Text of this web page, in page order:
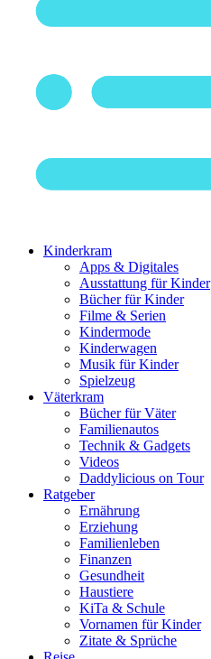
Kinderkram
Apps & Digitales
Ausstattung für Kinder
Bücher für Kinder
Filme & Serien
Kindermode
Kinderwagen
Musik für Kinder
Spielzeug
Väterkram
Bücher für Väter
Familienautos
Technik & Gadgets
Videos
Daddylicious on Tour
Ratgeber
Ernährung
Erziehung
Familienleben
Finanzen
Gesundheit
Haustiere
KiTa & Schule
Vornamen für Kinder
Zitate & Sprüche